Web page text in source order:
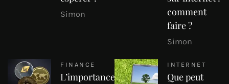
Simon
comment
faire ?
Simon
FINANCE
L’importance
INTERNET
Que peut